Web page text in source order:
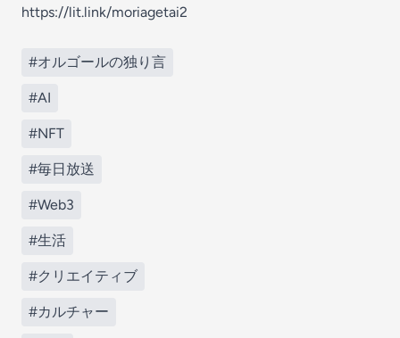
https://lit.link/moriagetai2
#オルゴールの独り言
#AI
#NFT
#毎日放送
#Web3
#生活
#クリエイティブ
#カルチャー